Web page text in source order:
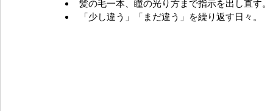
髪の毛一本、瞳の光り方まで指示を出し直す。
「少し違う」「まだ違う」を繰り返す日々。